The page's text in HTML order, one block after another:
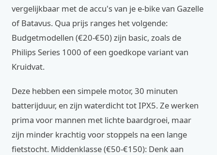
vergelijkbaar met de accu's van je e-bike van Gazelle
of Batavus. Qua prijs ranges het volgende:
Budgetmodellen (€20-€50) zijn basic, zoals de
Philips Series 1000 of een goedkope variant van
Kruidvat.
Deze hebben een simpele motor, 30 minuten
batterijduur, en zijn waterdicht tot IPX5. Ze werken
prima voor mannen met lichte baardgroei, maar
zijn minder krachtig voor stoppels na een lange
fietstocht. Middenklasse (€50-€150): Denk aan